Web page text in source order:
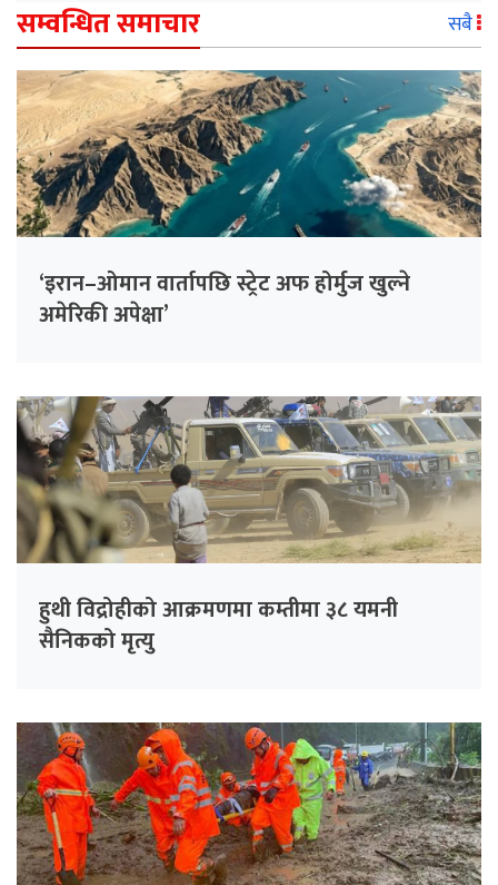
सम्वन्धित समाचार सबै
‘इरान–ओमान वार्तापछि स्ट्रेट अफ होर्मुज खुल्ने
अमेरिकी अपेक्षा’
हुथी विद्रोहीको आक्रमणमा कम्तीमा ३८ यमनी
सैनिकको मृत्यु